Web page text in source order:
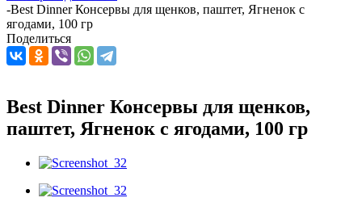
-Best Dinner Консервы для щенков, паштет, Ягненок с
ягодами, 100 гр
Поделиться
Best Dinner Консервы для щенков,
паштет, Ягненок с ягодами, 100 гр